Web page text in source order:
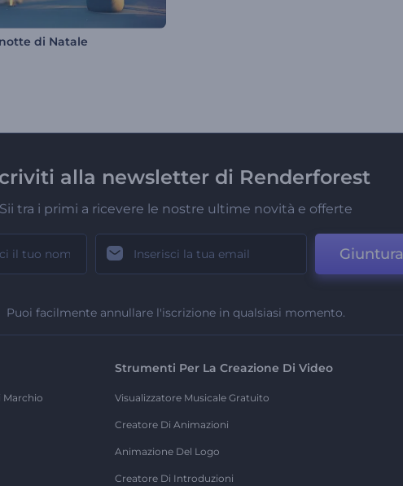
di Natale
alla newsletter di Renderforest
Sii tra i primi a ricevere le nostre ultime novità e offerte
Giuntura
Puoi facilmente annullare l'iscrizione in qualsiasi momento.
Marchio
Strumenti Per La Creazione Di Video
Visualizzatore Musicale Gratuito
Creatore Di Animazioni
Animazione Del Logo
Creatore Di Introduzioni